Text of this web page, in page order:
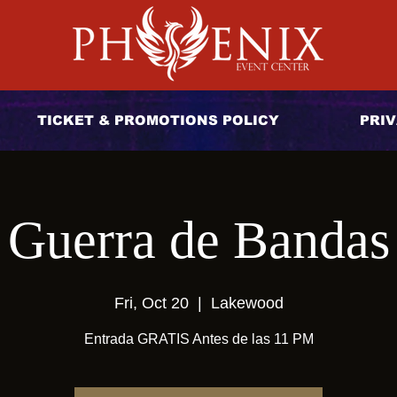
TICKET & PROMOTIONS POLICY
Guerra de Bandas
Fri, Oct 20
  |
Lakewood
Entrada GRATIS Antes de las 11 PM